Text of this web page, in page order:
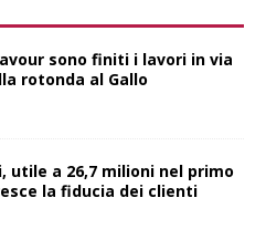
sono finiti i lavori in via
rotonda al Gallo
utile a 26,7 milioni nel primo
la fiducia dei clienti